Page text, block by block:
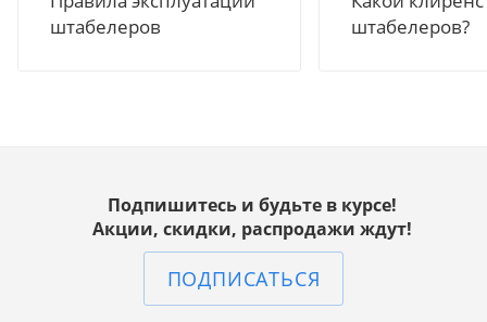
штабелеров
штабелеров?
Подпишитесь и будьте в курсе!
Акции, скидки, распродажи ждут!
ПОДПИСАТЬСЯ